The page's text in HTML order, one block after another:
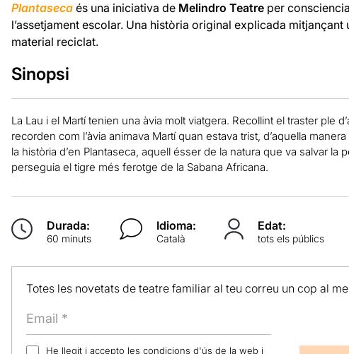
Plantaseca és una iniciativa de Melindro Teatreper
l’assetjament escolar. Una història original explicada
material reciclat.
Sinopsi
La Lau i el Martí tenien una àvia molt viatgera. Recollint el traster ple
recorden com l’àvia animava Martí quan estava trist, d’aquella
la història d’en Plantaseca, aquell ésser de la natura que va salvar la
perseguia el tigre més ferotge de la Sabana Africana.
Durada:
60 minuts
Idioma:
Català
Edat:
tots els públics
Totes les novetats de teatre familiar al teu correu un cop al
He llegit i accepto les condicions d'ús de la web i